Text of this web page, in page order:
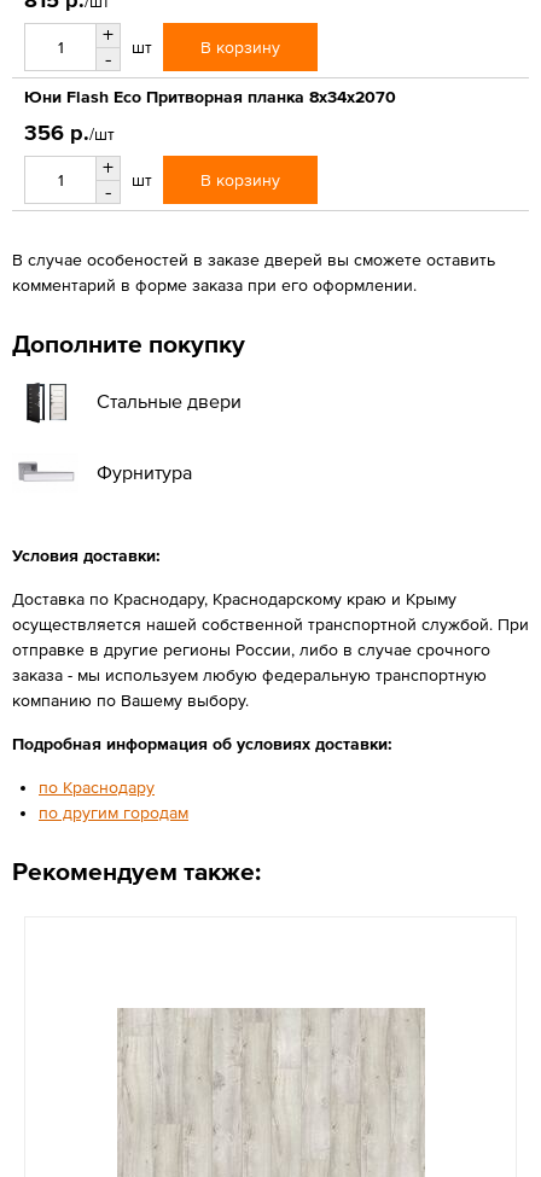
+
-
шт В корзину
Юни Flash Eco Притворная планка 8x34x2070
356 р./шт
+
-
шт В корзину
В случае особеностей в заказе дверей вы сможете оставить
комментарий в форме заказа при его оформлении.
Дополните покупку
Стальные двери
Фурнитура
Условия доставки:
Доставка по Краснодару, Краснодарскому краю и Крыму
осуществляется нашей собственной транспортной службой. При
отправке в другие регионы России, либо в случае срочного
заказа - мы используем любую федеральную транспортную
компанию по Вашему выбору.
Подробная информация об условиях доставки:
по Краснодару
по другим городам
Рекомендуем также: